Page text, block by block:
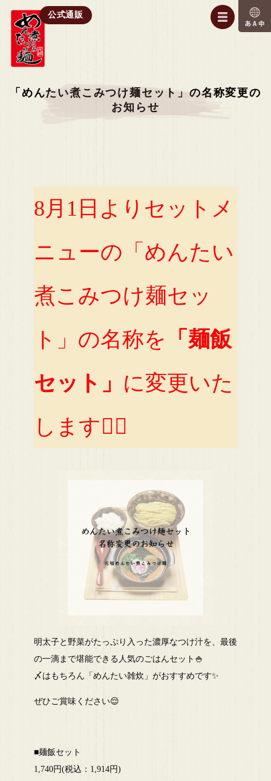
公式通販
「めんたい煮こみつけ麺セット」の名称変更の
お知らせ
8月1日よりセットメ
ニューの「めんたい
煮こみつけ麺セッ
ト」の名称を 「麺飯
セット」 に変更いた
します🙇‍♀️
明太子と野菜がたっぷり入った濃厚なつけ汁を、最後
の一滴まで堪能できる人気のごはんセット🍚
〆はもちろん「めんたい雑炊」がおすすめです✨
ぜひご賞味ください😌
■麺飯セット
1,740円(税込：1,914円)